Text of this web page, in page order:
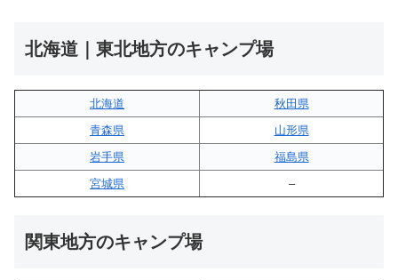
北海道｜東北地方のキャンプ場
北海道
秋田県
青森県
山形県
岩手県
福島県
宮城県
–
関東地方のキャンプ場